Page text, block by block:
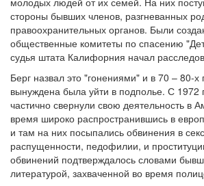
стороны бывших членов, разгневанных
правоохранительных органов. Были
общественные комитеты по спасению
судья штата Калифорния начал
Берг назвал это "гонениями" и в 70 – 80-х
вынуждена была уйти в подполье. С 1972
частично свернули свою деятельность в
время широко распространившись в
и там на них посыпались обвинения в
распущенности, педофилии, и
обвинений подтверждалось словами
литературой, захваченной во время